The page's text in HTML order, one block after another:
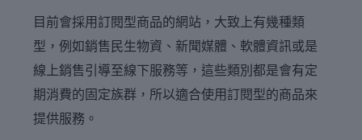
目前會採用訂閱型商品的網站，大致上有幾種類
型，例如銷售民生物資、新聞媒體、軟體資訊或是
線上銷售引導至線下服務等，這些類別都是會有定
期消費的固定族群，所以適合使用訂閱型的商品來
提供服務。